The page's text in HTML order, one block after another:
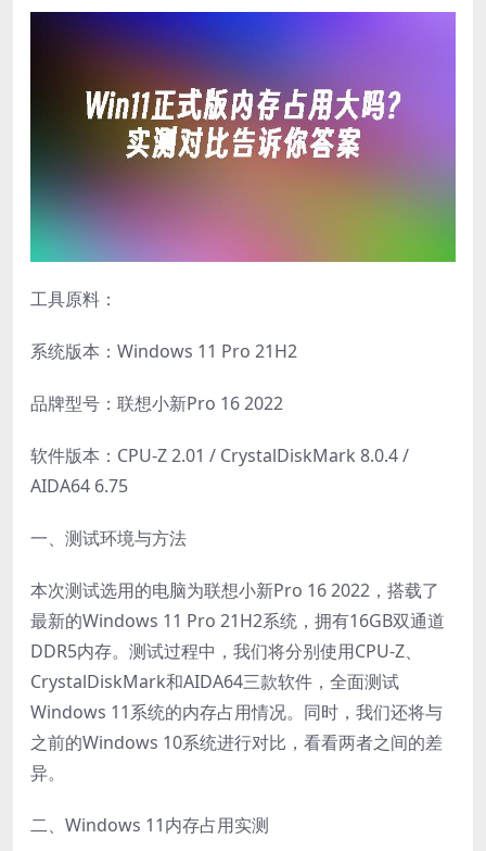
工具原料：
系统版本：Windows 11 Pro 21H2
品牌型号：联想小新Pro 16 2022
软件版本：CPU-Z 2.01 / CrystalDiskMark 8.0.4 /
AIDA64 6.75
一、测试环境与方法
本次测试选用的电脑为联想小新Pro 16 2022，搭载了
最新的Windows 11 Pro 21H2系统，拥有16GB双通道
DDR5内存。测试过程中，我们将分别使用CPU-Z、
CrystalDiskMark和AIDA64三款软件，全面测试
Windows 11系统的内存占用情况。同时，我们还将与
之前的Windows 10系统进行对比，看看两者之间的差
异。
二、Windows 11内存占用实测